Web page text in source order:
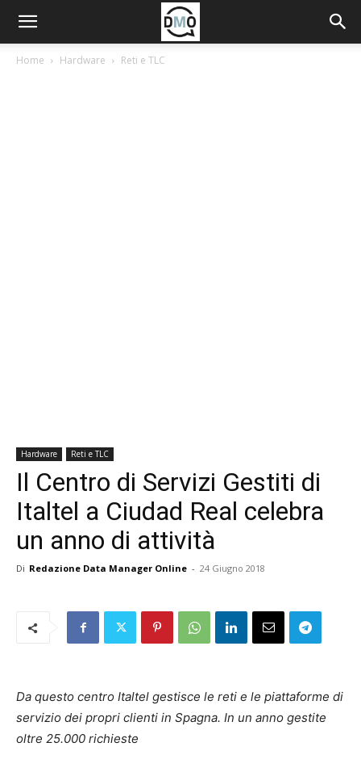
Home Hardware Reti e TLC
Hardware Reti e TLC
Il Centro di Servizi Gestiti di
Italtel a Ciudad Real celebra
un anno di attività
Di Redazione Data Manager Online - 24 Giugno 2018
Da questo centro Italtel gestisce le reti e le piattaforme di
servizio dei propri clienti in Spagna. In un anno gestite
oltre 25.000 richieste